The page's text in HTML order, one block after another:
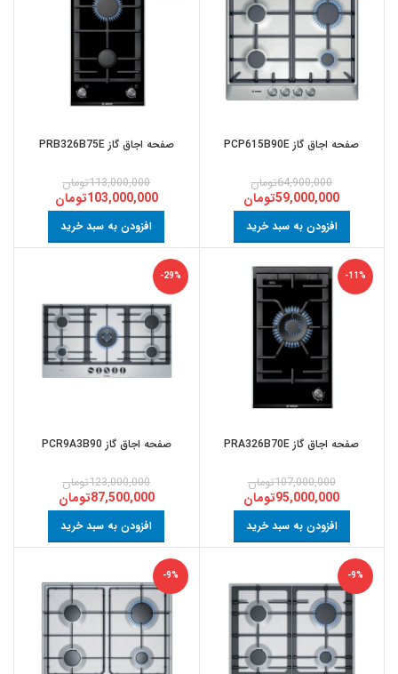
صفحه اجاق گاز PCP615B90E
64,900,000تومان
59,000,000تومان
افزودن به سبد خرید
صفحه اجاق گاز PRB326B75E
113,000,000تومان
103,000,000تومان
افزودن به سبد خرید
-11%
صفحه اجاق گاز PRA326B70E
107,000,000تومان
95,000,000تومان
افزودن به سبد خرید
-29%
صفحه اجاق گاز PCR9A3B90
123,000,000تومان
87,500,000تومان
افزودن به سبد خرید
-9%
-9%